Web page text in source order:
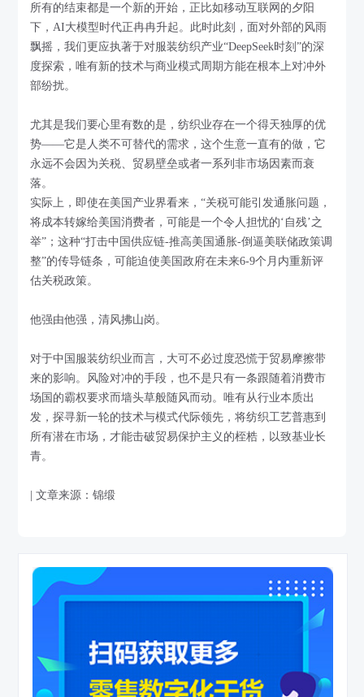
所有的结束都是一个新的开始，正比如移动互联网的夕阳
下，AI大模型时代正冉冉升起。此时此刻，面对外部的风雨
飘摇，我们更应执著于对服装纺织产业“DeepSeek时刻”的深
度探索，唯有新的技术与商业模式周期方能在根本上对冲外
部纷扰。
尤其是我们要心里有数的是，纺织业存在一个得天独厚的优
势——它是人类不可替代的需求，这个生意一直有的做，它
永远不会因为关税、贸易壁垒或者一系列非市场因素而衰
落。
实际上，即使在美国产业界看来，“关税可能引发通胀问题，
将成本转嫁给美国消费者，可能是一个令人担忧的‘自残’之
举”；这种“打击中国供应链-推高美国通胀-倒逼美联储政策调
整”的传导链条，可能迫使美国政府在未来6-9个月内重新评
估关税政策。
他强由他强，清风拂山岗。
对于中国服装纺织业而言，大可不必过度恐慌于贸易摩擦带
来的影响。风险对冲的手段，也不是只有一条跟随着消费市
场国的霸权要求而墙头草般随风而动。唯有从行业本质出
发，探寻新一轮的技术与模式代际领先，将纺织工艺普惠到
所有潜在市场，才能击破贸易保护主义的桎梏，以致基业长
青。
| 文章来源：锦缎